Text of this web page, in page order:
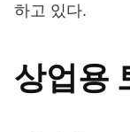
하고 있다.
상업용